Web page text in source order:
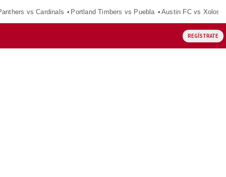
vs Cardinals Portland Timbers vs Puebla Austin FC vs Xolos
REGÍSTRATE